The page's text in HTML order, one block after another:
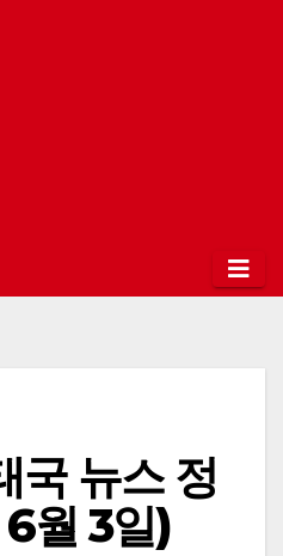
국 뉴스 정
월 3일)